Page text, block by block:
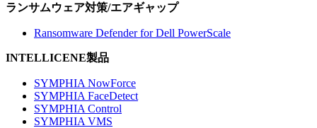
ランサムウェア対策/エアギャップ
Ransomware Defender for Dell PowerScale
INTELLICENE製品
SYMPHIA NowForce
SYMPHIA FaceDetect
SYMPHIA Control
SYMPHIA VMS